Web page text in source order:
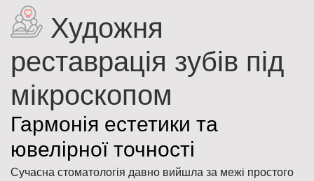
Художня
реставрація зубів під
мікроскопом
Гармонія естетики та
ювелірної точності
Сучасна стоматологія давно вийшла за межі простого